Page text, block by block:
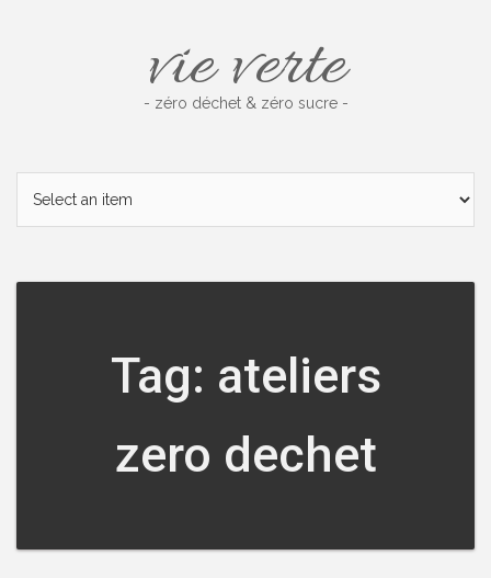
vie verte
- zéro déchet & zéro sucre -
Tag: ateliers
zero dechet